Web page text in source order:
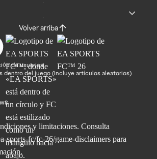
Volver arriba
de usuarios
dentro del juego (Incluye artículos aleatorios)
y limitaciones. Consulta
sports-fc/fc-26/game-disclaimers para